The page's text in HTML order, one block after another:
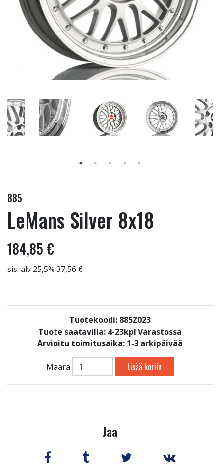
885
LeMans Silver 8x18
184,85 €
sis. alv 25,5% 37,56 €
Tuotekoodi: 885Z023
Tuote saatavilla: 4-23kpl Varastossa
Arvioitu toimitusaika: 1-3 arkipäivää
Määrä Lisää koriin
Jaa